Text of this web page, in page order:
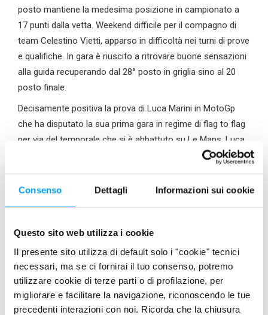
Consenso Dettagli Informazioni sui cookie
Questo sito web utilizza i cookie
Il presente sito utilizza di default solo i "cookie" tecnici
necessari, ma se ci fornirai il tuo consenso, potremo
utilizzare cookie di terze parti o di profilazione, per
migliorare e facilitare la navigazione, riconoscendo le tue
precedenti interazioni con noi. Ricorda che la chiusura
posto mantiene la medesima posizione in campionato a
17 punti dalla vetta. Weekend difficile per il compagno di
team Celestino Vietti, apparso in difficoltà nei turni di prove
e qualifiche. In gara è riuscito a ritrovare buone sensazioni
alla guida recuperando dal 28° posto in griglia sino al 20
posto finale.
Decisamente positiva la prova di Luca Marini in MotoGp
che ha disputato la sua prima gara in regime di flag to flag
per via del temporale che si è abbattuto su Le Mans. Luca
ha dimostrando nervi saldi e grande abilità nel gestire tutta
Esponsorama. In particolare nella seconda parte di gara in